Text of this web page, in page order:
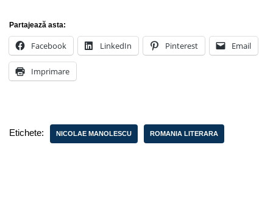
Partajează asta:
Facebook LinkedIn Pinterest Email
Imprimare
Etichete: NICOLAE MANOLESCU ROMANIA LITERARA